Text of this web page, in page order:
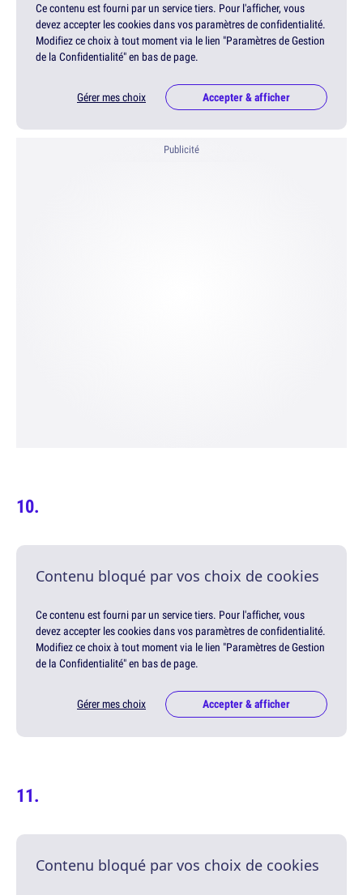
Ce contenu est fourni par un service tiers. Pour l'afficher, vous
devez accepter les cookies dans vos paramètres de confidentialité.
Modifiez ce choix à tout moment via le lien "Paramètres de Gestion
de la Confidentialité" en bas de page.
Gérer mes choix Accepter & afficher
Publicité
Contenu bloqué par vos choix de cookies
Ce contenu est fourni par un service tiers. Pour l'afficher, vous
devez accepter les cookies dans vos paramètres de confidentialité.
Modifiez ce choix à tout moment via le lien "Paramètres de Gestion
de la Confidentialité" en bas de page.
Gérer mes choix Accepter & afficher
Contenu bloqué par vos choix de cookies